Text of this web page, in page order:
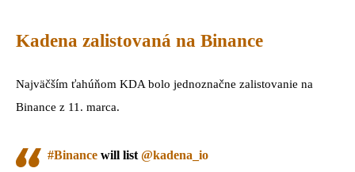
Kadena zalistovaná na Binance
Najväčším ťahúňom KDA bolo jednoznačne zalistovanie na
Binance z 11. marca.
#Binance will list @kadena_io